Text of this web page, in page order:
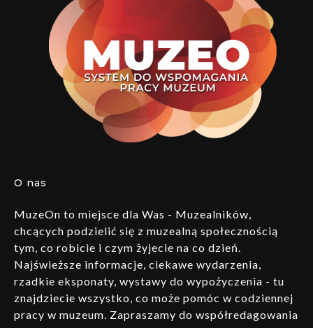
O nas
MuzeOn to miejsce dla Was - Muzealników,
chcących podzielić się z muzealną społecznością
tym, co robicie i czym żyjecie na co dzień.
Najświeższe informacje, ciekawe wydarzenia,
rzadkie eksponaty, wystawy do wypożyczenia - tu
znajdziecie wszystko, co może pomóc w codziennej
pracy w muzeum. Zapraszamy do współredagowania